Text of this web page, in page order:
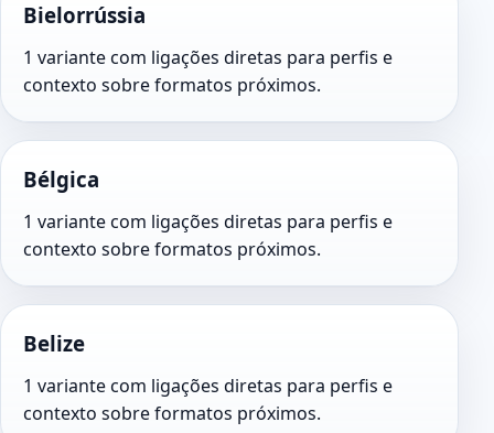
Bielorrússia
1 variante com ligações diretas para perfis e
contexto sobre formatos próximos.
Bélgica
1 variante com ligações diretas para perfis e
contexto sobre formatos próximos.
Belize
1 variante com ligações diretas para perfis e
contexto sobre formatos próximos.